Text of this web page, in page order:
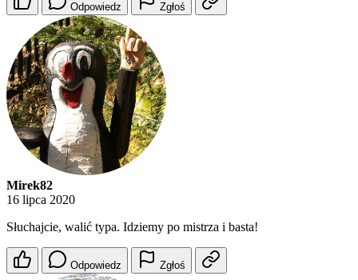
Odpowiedz Zgłoś
Mirek82
16 lipca 2020
Słuchajcie, walić typa. Idziemy po mistrza i basta!
Odpowiedz Zgłoś